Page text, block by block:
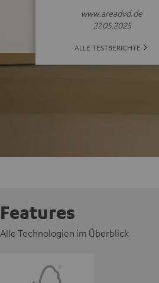
www.areadvd.de
27.05.2025
ALLE TESTBERICHTE
Features
Alle Technologien im Überblick